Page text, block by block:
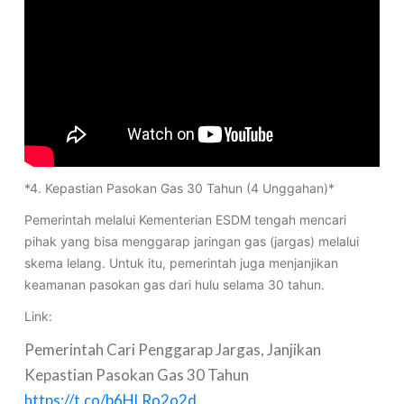
*4. Kepastian Pasokan Gas 30 Tahun (4 Unggahan)*
Pemerintah melalui Kementerian ESDM tengah mencari
pihak yang bisa menggarap jaringan gas (jargas) melalui
skema lelang. Untuk itu, pemerintah juga menjanjikan
keamanan pasokan gas dari hulu selama 30 tahun.
Link:
Pemerintah Cari Penggarap Jargas, Janjikan
Kepastian Pasokan Gas 30 Tahun
https://t.co/b6HLRo2o2d